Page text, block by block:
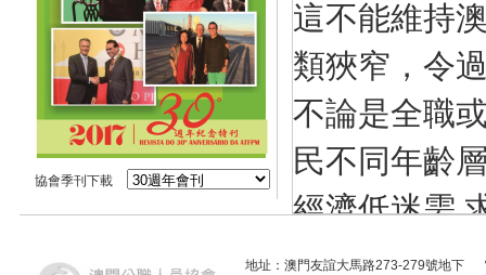
協會季刊下載
這不能維持
類狹窄，令
不論是全職
民不同年齡
經濟低迷需
上述問題更
地址：澳門友誼大馬路273-279號地下